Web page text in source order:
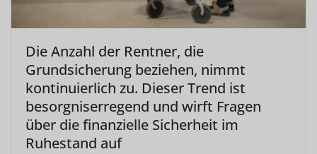
Die Anzahl der Rentner, die
Grundsicherung beziehen, nimmt
kontinuierlich zu. Dieser Trend ist
besorgniserregend und wirft Fragen
über die finanzielle Sicherheit im
Ruhestand auf